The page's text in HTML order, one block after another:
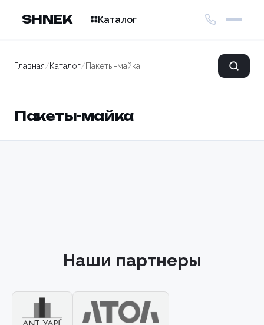
SHNEK Каталог
Главная/Каталог/Пакеты-майка
Пакеты-майка
Наши партнеры